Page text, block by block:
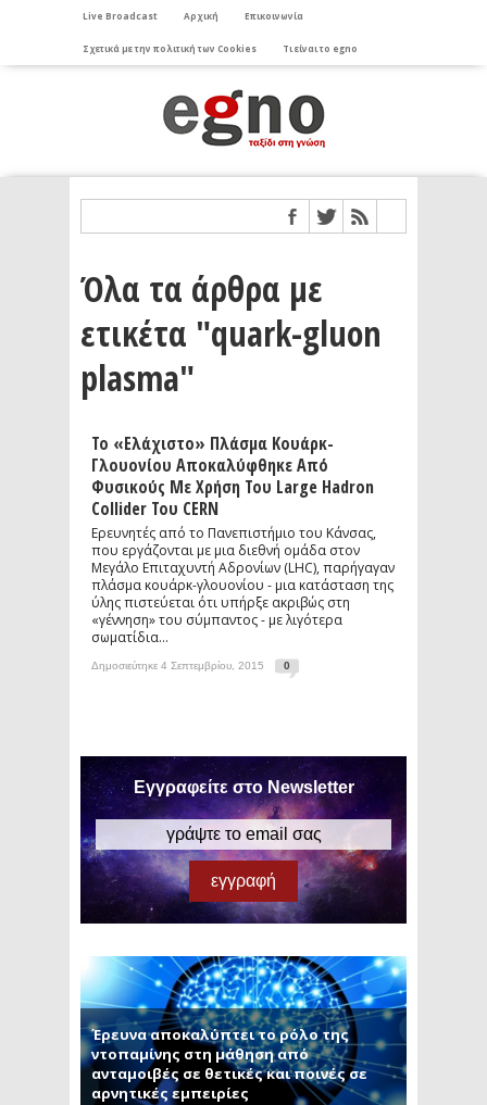
Live Broadcast Αρχική Επικοινωνία
Σχετικά με την πολιτική των Cookies Τι είναι το egno
Όλα τα άρθρα με
ετικέτα "quark-gluon
plasma"
Το «ελάχιστο» Πλάσμα Κουάρκ-
Γλουονίου Αποκαλύφθηκε Από
Φυσικούς Με Χρήση Του Large Hadron
Collider Του CERN
Ερευνητές από το Πανεπιστήμιο του Κάνσας,
που εργάζονται με μια διεθνή ομάδα στον
Μεγάλο Επιταχυντή Αδρονίων (LHC), παρήγαγαν
πλάσμα κουάρκ-γλουονίου - μια κατάσταση της
ύλης πιστεύεται ότι υπήρξε ακριβώς στη
«γέννηση» του σύμπαντος - με λιγότερα
σωματίδια...
Δημοσιεύτηκε 4 Σεπτεμβρίου, 2015 0
Εγγραφείτε στο Newsletter
Έρευνα αποκαλύπτει το ρόλο της
ντοπαμίνης στη μάθηση από
ανταμοιβές σε θετικές και ποινές σε
αρνητικές εμπειρίες